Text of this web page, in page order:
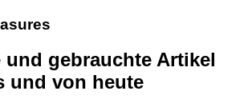
und gebrauchte Artikel
und von heute